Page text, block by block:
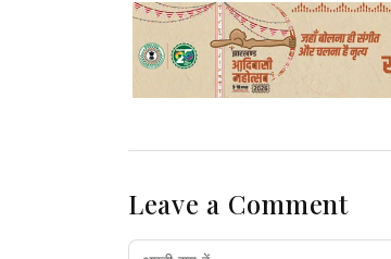
Leave a Comment